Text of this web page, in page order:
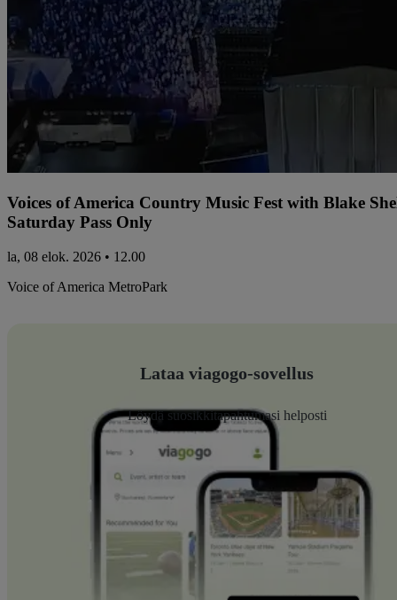
Voices of America Country Music Fest with Blake
Saturday Pass Only
la, 08 elok. 2026 • 12.00
Voice of America MetroPark
Lataa viagogo-sovellus
Löydä suosikkitapahtumasi helposti